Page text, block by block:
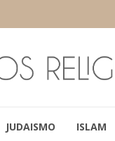
JUDAISMO ISLAM